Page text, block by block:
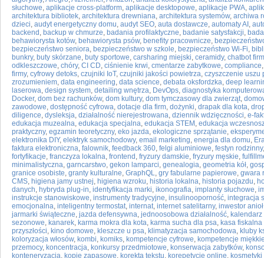
słuchowe, aplikacje cross-platform, aplikacje desktopowe, aplikacje PWA,
architektura bibliotek, architektura drewniana, architektura systemów, archiwa
dzieci, audyt energetyczny domu, audyt SEO, auta dostawcze, automaty AI ,
backend , backup w chmurze, badania profilaktyczne, badanie satysfakcji,
behawiorysta kotów, behawiorysta psów, benefity pracownicze,
bezpieczeństwo seniora, bezpieczeństwo w szkole, bezpieczeństwo Wi-Fi,
bunkry, buty skórzane, buty sportowe, carsharing miejski, ceramidy, chatbot
odkleszczowe, chóry, CI CD, ciśnienie krwi, cmentarze zabytkowe, compliance
firmy, cyfrowy detoks, czujniki IoT, czujniki jakości powietrza, czyszczenie uszu
zrozumieniem, data engineering, data science, debata oksfordzka, deep
laserowa, design system, detailing wnętrza, DevOps, diagnostyka
Docker, dom bez rachunków, dom kultury, dom tymczasowy dla zwierząt,
zawodowe, dostępność cyfrowa, dotacje dla firm, dożynki, drapak dla kota,
diligence, dysleksja, działalność nierejestrowana, dziennik wdzięczności, e-
edukacja muzealna, edukacja specjalna, edukacja STEM , edukacja
praktyczny, egzamin teoretyczny, eko jazda, ekologiczne sprzątanie,
elektronika DIY, elektryk samochodowy, email marketing, energia dla domu,
faktura elektroniczna, falownik, feedback 360, felgi aluminiowe, festyn rodzinny
fortyfikacje, franczyza lokalna, frontend , fryzury damskie, fryzury męskie,
minimalistyczna, garncarstwo, gekon lamparci, genealogia, geometria kół,
granice osobiste, granty kulturalne, GraphQL, gry fabularne papierowe, gwara
CMS, higiena jamy ustnej, higiena wzroku, historia lokalna, historia pojazdu,
danych, hybryda plug-in, identyfikacja marki, ikonografia, implanty słuchowe,
instrukcje stanowiskowe, instrumenty tradycyjne, insulinooporność, integracja
emocjonalna, inteligentny termostat, internat, internet satelitarny, inwestor anioł
jarmarki świąteczne, jazda defensywna, jednoosobowa działalność,
sezonowe, kanarek, karma mokra dla kota, karma sucha dla psa, kasa
przyszłości, kino domowe, kleszcze u psa, klimatyzacja samochodowa, kluby
koloryzacja włosów, kombi, komiks, kompetencje cyfrowe, kompetencje
przemocy, koncentracja, konkursy przedmiotowe, konserwacja zabytków,
konteneryzacja, kopie zapasowe, korekta tekstu, korepetycje online,